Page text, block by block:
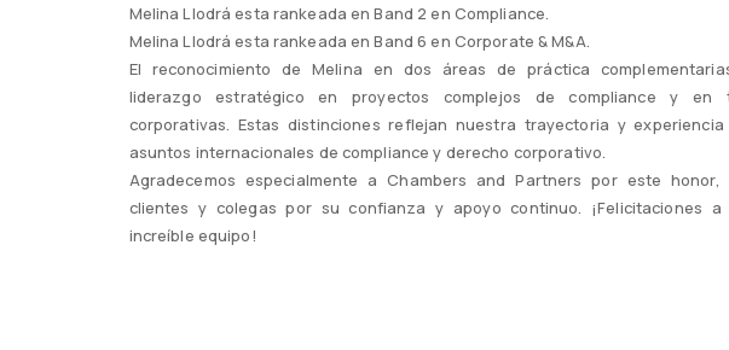
Melina Llodrá esta rankeada en Band 2 en Compliance.
Melina Llodrá esta rankeada en Band 6 en Corporate & M&A.
El reconocimiento de Melina en dos áreas de práctica
liderazgo estratégico en proyectos complejos de compliance y en
corporativas. Estas distinciones reflejan nuestra trayectoria y
asuntos internacionales de compliance y derecho corporativo.
Agradecemos especialmente a Chambers and Partners por este
clientes y colegas por su confianza y apoyo continuo. ¡Felicitaciones
increíble equipo!